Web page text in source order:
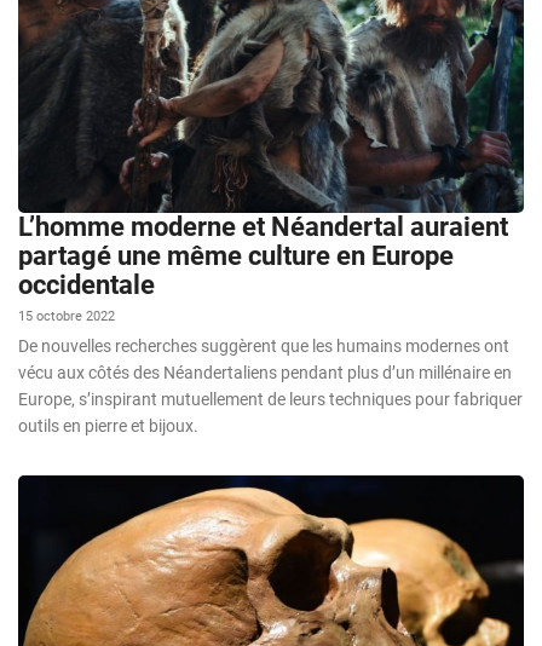
L’homme moderne et Néandertal auraient
partagé une même culture en Europe
occidentale
15 octobre 2022
De nouvelles recherches suggèrent que les humains modernes ont
vécu aux côtés des Néandertaliens pendant plus d’un millénaire en
Europe, s’inspirant mutuellement de leurs techniques pour fabriquer
outils en pierre et bijoux.